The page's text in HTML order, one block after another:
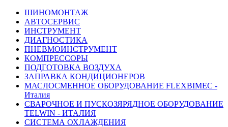
ШИНОМОНТАЖ
АВТОСЕРВИС
ИНСТРУМЕНТ
ДИАГНОСТИКА
ПНЕВМОИНСТРУМЕНТ
КОМПРЕССОРЫ
ПОДГОТОВКА ВОЗДУХА
ЗАПРАВКА КОНДИЦИОНЕРОВ
МАСЛОСМЕННОЕ ОБОРУДОВАНИЕ FLEXBIMEC -
Италия
СВАРОЧНОЕ И ПУСКОЗЯРЯДНОЕ ОБОРУДОВАНИЕ
TELWIN - ИТАЛИЯ
СИСТЕМА ОХЛАЖДЕНИЯ